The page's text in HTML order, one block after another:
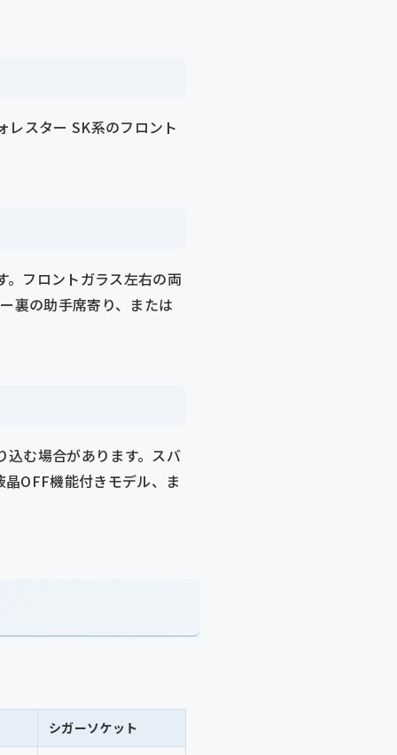
レスター SK系のフロント
。フロントガラス左右の両
裏の助手席寄り、または
込む場合があります。スバ
OFF機能付きモデル、ま
シガーソケット